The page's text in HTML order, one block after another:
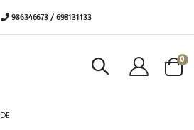
986346673 / 698131133
Cart
0